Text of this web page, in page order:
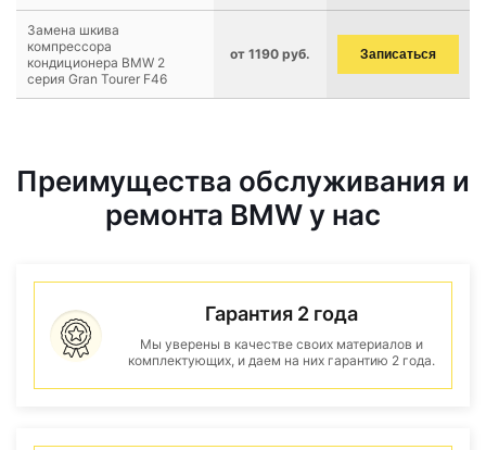
Замена шкива
компрессора
кондиционера BMW 2
серия Gran Tourer F46
от 1190 руб. Записаться
Преимущества обслуживания и
ремонта BMW у нас
Гарантия 2 года
Мы уверены в качестве своих материалов и
комплектующих, и даем на них гарантию 2 года.